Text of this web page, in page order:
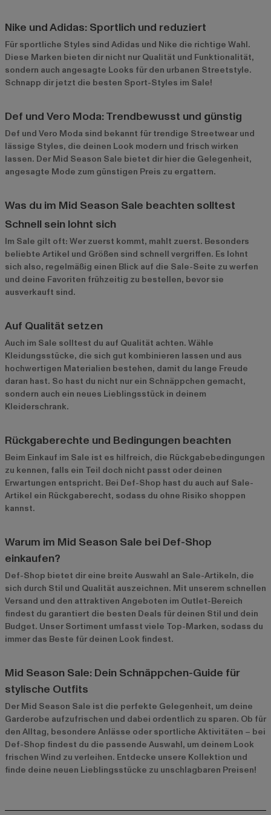
Nike und Adidas: Sportlich und reduziert
Für sportliche Styles sind Adidas und Nike die richtige Wahl.
Diese Marken bieten dir nicht nur Qualität und Funktionalität,
sondern auch angesagte Looks für den urbanen Streetstyle.
Schnapp dir jetzt die besten Sport-Styles im Sale!
Def und Vero Moda: Trendbewusst und günstig
Def und Vero Moda sind bekannt für trendige Streetwear und
lässige Styles, die deinen Look modern und frisch wirken
lassen. Der Mid Season Sale bietet dir hier die Gelegenheit,
angesagte Mode zum günstigen Preis zu ergattern.
Was du im Mid Season Sale beachten solltest
Schnell sein lohnt sich
Im Sale gilt oft: Wer zuerst kommt, mahlt zuerst. Besonders
beliebte Artikel und Größen sind schnell vergriffen. Es lohnt
sich also, regelmäßig einen Blick auf die Sale-Seite zu werfen
und deine Favoriten frühzeitig zu bestellen, bevor sie
ausverkauft sind.
Auf Qualität setzen
Auch im Sale solltest du auf Qualität achten. Wähle
Kleidungsstücke, die sich gut kombinieren lassen und aus
hochwertigen Materialien bestehen, damit du lange Freude
daran hast. So hast du nicht nur ein Schnäppchen gemacht,
sondern auch ein neues Lieblingsstück in deinem
Kleiderschrank.
Rückgaberechte und Bedingungen beachten
Beim Einkauf im Sale ist es hilfreich, die Rückgabebedingungen
zu kennen, falls ein Teil doch nicht passt oder deinen
Erwartungen entspricht. Bei Def-Shop hast du auch auf Sale-
Artikel ein Rückgaberecht, sodass du ohne Risiko shoppen
kannst.
Warum im Mid Season Sale bei Def-Shop
einkaufen?
Def-Shop bietet dir eine breite Auswahl an Sale-Artikeln, die
sich durch Stil und Qualität auszeichnen. Mit unserem schnellen
Versand und den attraktiven Angeboten im Outlet-Bereich
findest du garantiert die besten Deals für deinen Stil und dein
Budget. Unser Sortiment umfasst viele Top-Marken, sodass du
immer das Beste für deinen Look findest.
Mid Season Sale: Dein Schnäppchen-Guide für
stylische Outfits
Der Mid Season Sale ist die perfekte Gelegenheit, um deine
Garderobe aufzufrischen und dabei ordentlich zu sparen. Ob für
den Alltag, besondere Anlässe oder sportliche Aktivitäten – bei
Def-Shop findest du die passende Auswahl, um deinem Look
frischen Wind zu verleihen. Entdecke unsere Kollektion und
finde deine neuen Lieblingsstücke zu unschlagbaren Preisen!